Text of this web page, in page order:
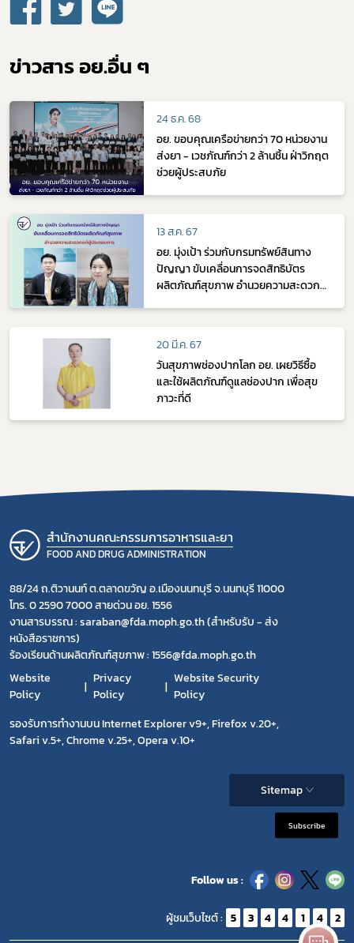
ข่าวสาร อย.อื่น ๆ
24 ธ.ค. 68
อย. ขอบคุณเครือข่ายกว่า 70 หน่วยงาน
ส่งยา - เวชภัณฑ์กว่า 2 ล้านชิ้น ฝ่าวิกฤต
ช่วยผู้ประสบภัย
13 ส.ค. 67
อย. มุ่งเป้า ร่วมกับกรมทรัพย์สินทาง
ปัญญา ขับเคลื่อนการจดสิทธิบัตร
ผลิตภัณฑ์สุขภาพ อำนวยความสะดวก
20 มี.ค. 67
วันสุขภาพช่องปากโลก อย. เผยวิธีซื้อ
และใช้ผลิตภัณฑ์ดูแลช่องปาก เพื่อสุข
ภาวะที่ดี
สำนักงานคณะกรรมการอาหารและยา
FOOD AND DRUG ADMINISTRATION
88/24 ถ.ติวานนท์ ต.ตลาดขวัญ อ.เมืองนนทบุรี จ.นนทบุรี 11000
โทร. 0 2590 7000 สายด่วน อย. 1556
งานสารบรรณ : saraban@fda.moph.go.th (สำหรับรับ - ส่ง
หนังสือราชการ)
ร้องเรียนด้านผลิตภัณฑ์สุขภาพ : 1556@fda.moph.go.th
Website
Policy
Privacy
Policy
Website Security
Policy
รองรับการทำงานบน Internet Explorer v9+, Firefox v.20+,
Safari v.5+, Chrome v.25+, Opera v.10+
Sitemap
Subscribe
Follow us :
ผู้ชมเว็บไซต์ : 5 3 4 4 1 4 2